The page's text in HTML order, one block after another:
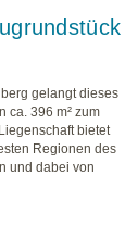
gelangt dieses
ca. 396 m² zum
bietet
Regionen des
und dabei von